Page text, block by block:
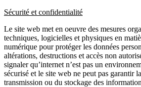
Sécurité et confidentialité
Le site web met en oeuvre des mesures
techniques, logicielles et physiques en
numérique pour protéger les données
altérations, destructions et accès non
signaler qu’internet n’est pas un
sécurisé et le site web ne peut pas garantir
transmission ou du stockage des